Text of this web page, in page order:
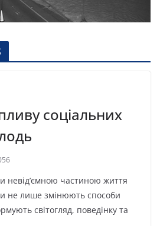
соціальних
невід’ємною частиною життя
не лише змінюють способи
світогляд, поведінку та